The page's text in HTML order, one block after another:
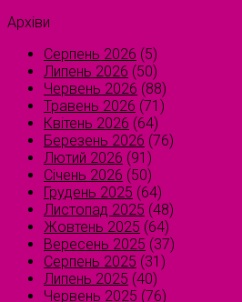
Архіви
Серпень 2026 (5)
Липень 2026 (50)
Червень 2026 (88)
Травень 2026 (71)
Квітень 2026 (64)
Березень 2026 (76)
Лютий 2026 (91)
Січень 2026 (50)
Грудень 2025 (64)
Листопад 2025 (48)
Жовтень 2025 (64)
Вересень 2025 (37)
Серпень 2025 (31)
Липень 2025 (40)
Червень 2025 (76)